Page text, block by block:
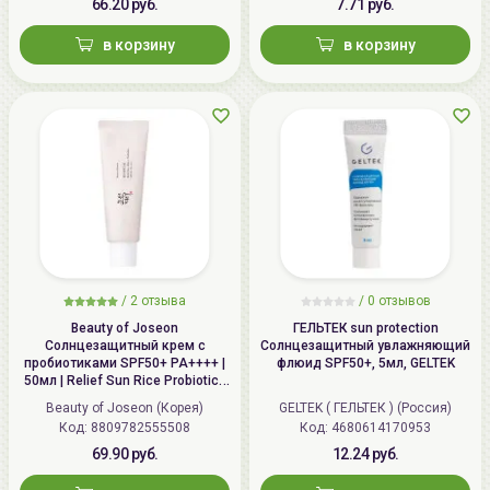
каждые 2 часа.
66.20 руб.
в корзину
7.71 руб.
в корзину
/ 2 отзыва
Beauty of Joseon
Солнцезащитный крем с
пробиотиками SPF50+ PA++++ |
50мл | Relief Sun Rice Probiotics
SPF 50+ PA++++
Beauty of Joseon (Корея)
Код: 8809782555508
69.90 руб.
/ 0 отзывов
ГЕЛЬТЕК sun protection
Солнцезащитный увлажняющий
флюид SPF50+, 5мл, GELTEK
GELTEK ( ГЕЛЬТЕК ) (Россия)
Код: 4680614170953
12.24 руб.